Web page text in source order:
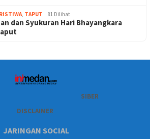
TAPUT 81 Dilihat
dan Syukuran Hari Bhayangkara
SIBER
DISCLAIMER
JARINGAN SOCIAL